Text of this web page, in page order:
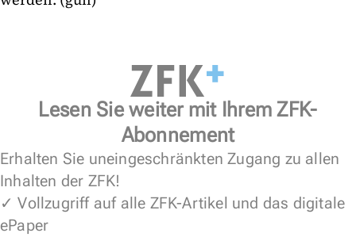
Lesen Sie weiter mit Ihrem ZFK-
Abonnement
Erhalten Sie uneingeschränkten Zugang zu allen
Inhalten der ZFK!
✓ Vollzugriff auf alle ZFK-Artikel und das digitale
ePaper